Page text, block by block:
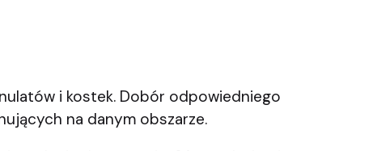
strony z produktami
i kostek. Dobór odpowiedniego
na danym obszarze.